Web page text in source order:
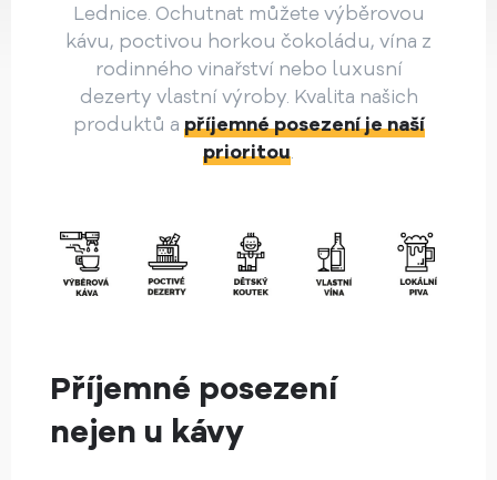
Lednice. Ochutnat můžete výběrovou
kávu, poctivou horkou čokoládu, vína z
rodinného vinařství nebo luxusní
dezerty vlastní výroby. Kvalita našich
produktů a příjemné posezení je naší
prioritou.
Příjemné posezení
nejen u kávy